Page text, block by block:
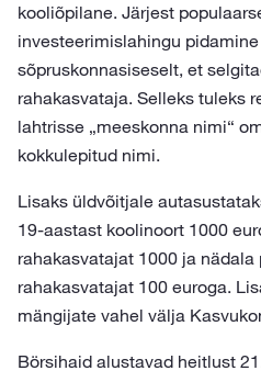
kooliõpilane. Järjest
investeerimislahingu
sõpruskonnasiseselt, et
rahakasvataja. Selleks tuleks
lahtrisse „meeskonna nimi“
kokkulepitud nimi.
Lisaks üldvõitjale
19-aastast koolinoort 1000
rahakasvatajat 1000 ja nädala
rahakasvatajat 100 euroga.
mängijate vahel välja
Börsihaid alustavad heitlust